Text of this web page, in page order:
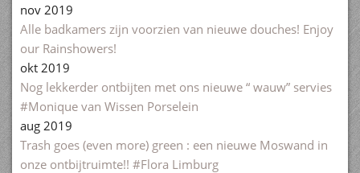
nov 2019
Alle badkamers zijn voorzien van nieuwe douches! Enjoy
our Rainshowers!
okt 2019
Nog lekkerder ontbijten met ons nieuwe “ wauw” servies
#Monique van Wissen Porselein
aug 2019
Trash goes (even more) green : een nieuwe Moswand in
onze ontbijtruimte!! #Flora Limburg